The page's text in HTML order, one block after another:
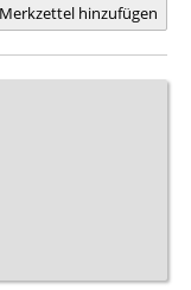
hinzufügen